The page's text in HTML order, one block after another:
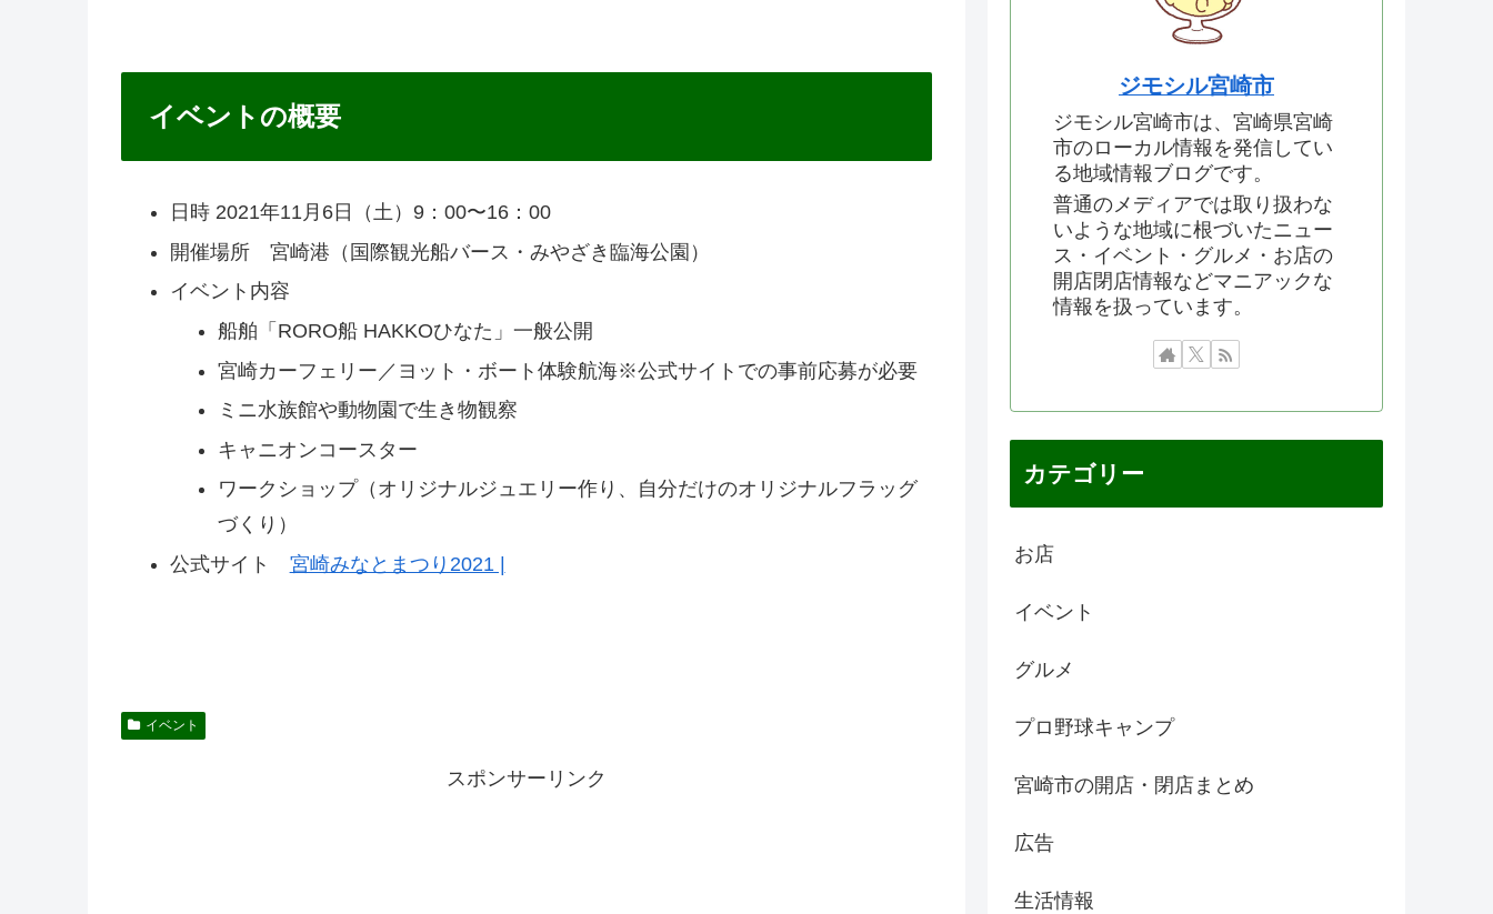
イベントの概要
日時 2021年11月6日（土）9：00〜16：00
開催場所 宮崎港（国際観光船バース・みやざき臨海公園）
イベント内容
船舶「RORO船 HAKKOひなた」一般公開
宮崎カーフェリー／ヨット・ボート体験航海※公式サイトでの事前応募が必要
ミニ水族館や動物園で生き物観察
キャニオンコースター
ワークショップ（オリジナルジュエリー作り、自分だけのオリジナルフラッグ
づくり）
公式サイト 宮崎みなとまつり2021 |
イベント
スポンサーリンク
ジモシル宮崎市
ジモシル宮崎市は、宮崎県宮崎
市のローカル情報を発信してい
る地域情報ブログです。
普通のメディアでは取り扱わな
いような地域に根づいたニュー
ス・イベント・グルメ・お店の
開店閉店情報などマニアックな
情報を扱っています。
カテゴリー
お店
イベント
グルメ
プロ野球キャンプ
宮崎市の開店・閉店まとめ
広告
生活情報